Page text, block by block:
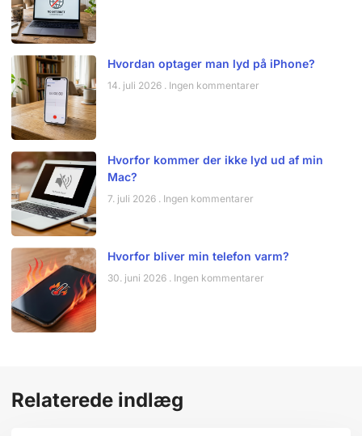
Hvordan optager man lyd på iPhone?
14. juli 2026 Ingen kommentarer
Hvorfor kommer der ikke lyd ud af min
Mac?
7. juli 2026 Ingen kommentarer
Hvorfor bliver min telefon varm?
30. juni 2026 Ingen kommentarer
Relaterede indlæg